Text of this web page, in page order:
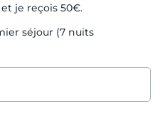
je reçois 50€.
séjour (7 nuits